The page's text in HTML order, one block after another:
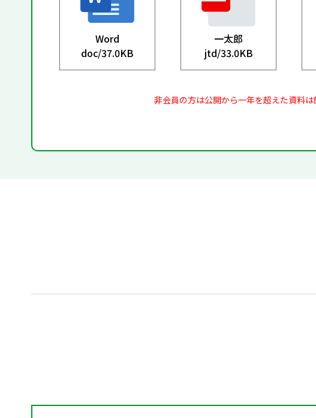
Word
doc/37.0KB
一太郎
jtd/33.0KB
非会員の方は公開から一年を超えた資料は